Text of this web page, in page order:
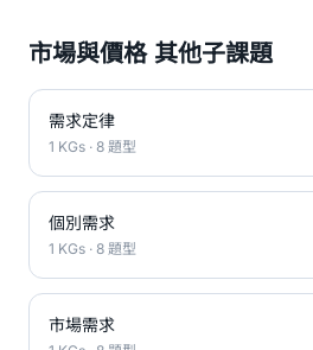
市場與價格 其他子課題
需求定律
1 KGs · 8 題型
個別需求
1 KGs · 8 題型
市場需求